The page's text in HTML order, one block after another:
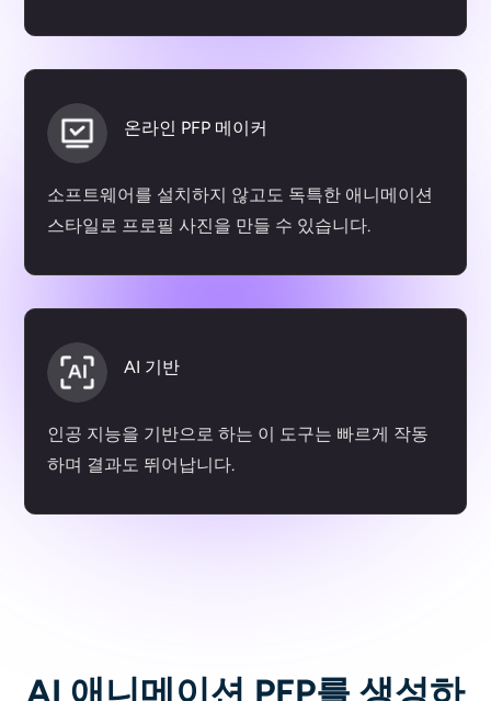
온라인 PFP 메이커
소프트웨어를 설치하지 않고도 독특한 애니메이션
스타일로 프로필 사진을 만들 수 있습니다.
AI 기반
인공 지능을 기반으로 하는 이 도구는 빠르게 작동
하며 결과도 뛰어납니다.
AI 애니메이션 PFP를 생성하